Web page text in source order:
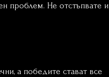
проблем. Не отстъпвате и
а победите стават все